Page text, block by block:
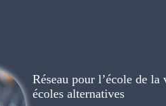
Réseau pour l’école de la
écoles alternatives